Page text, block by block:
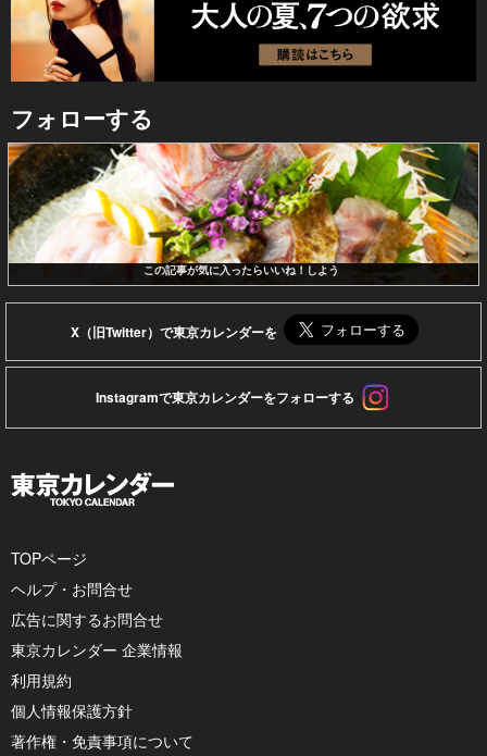
フォローする
この記事が気に入ったらいいね！しよう
X（旧Twitter）で東京カレンダーを
Instagramで東京カレンダーをフォローする
TOPページ
ヘルプ・お問合せ
広告に関するお問合せ
東京カレンダー 企業情報
利用規約
個人情報保護方針
著作権・免責事項について